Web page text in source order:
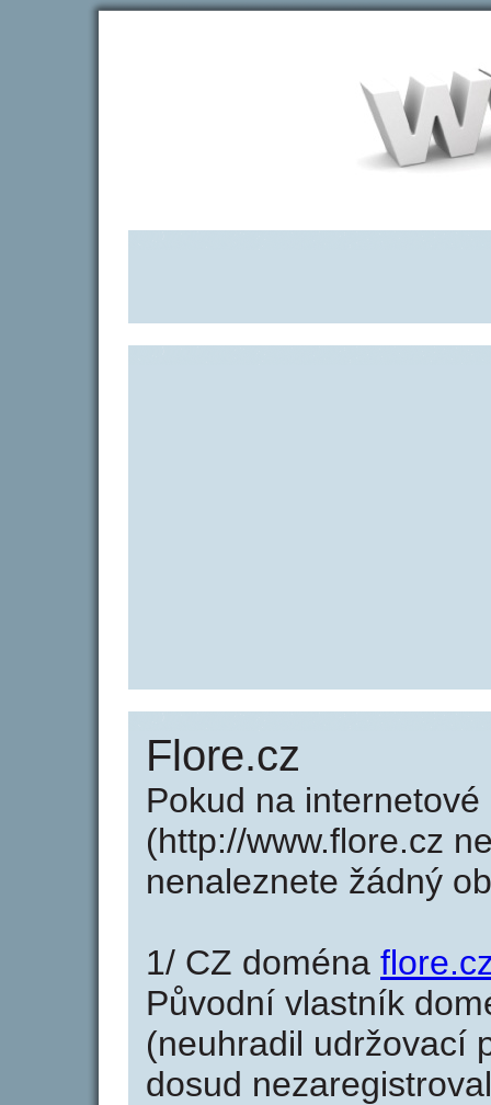
Flore.cz
Pokud na
(http://www.flore.cz
nenaleznete žádný
1/ CZ doména
Původní vlastník
(neuhradil udržovací
dosud